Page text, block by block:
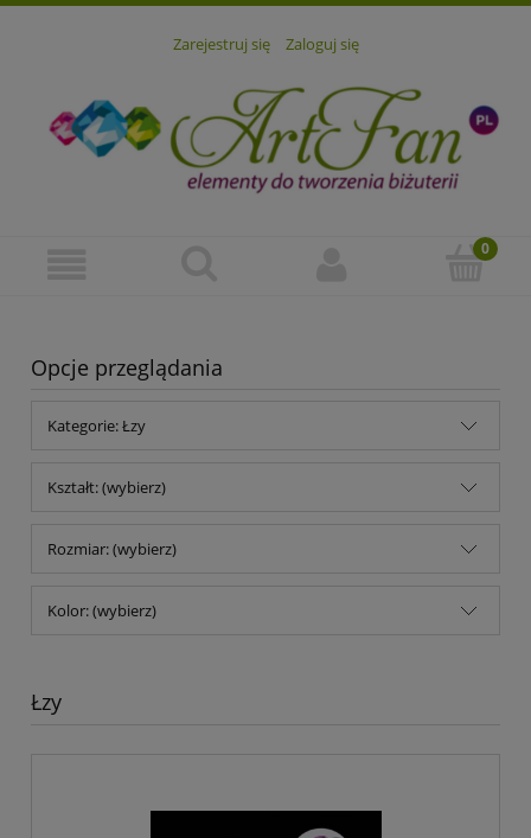
Zarejestruj się Zaloguj się
Opcje przeglądania
Kategorie: Łzy
Kształt: (wybierz)
Rozmiar: (wybierz)
Kolor: (wybierz)
Łzy